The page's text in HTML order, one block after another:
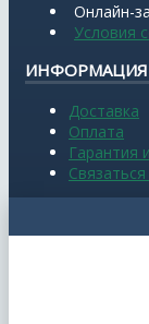
Онлайн-
Условия
ИНФОРМАЦИЯ
Доставка
Оплата
Гарантия